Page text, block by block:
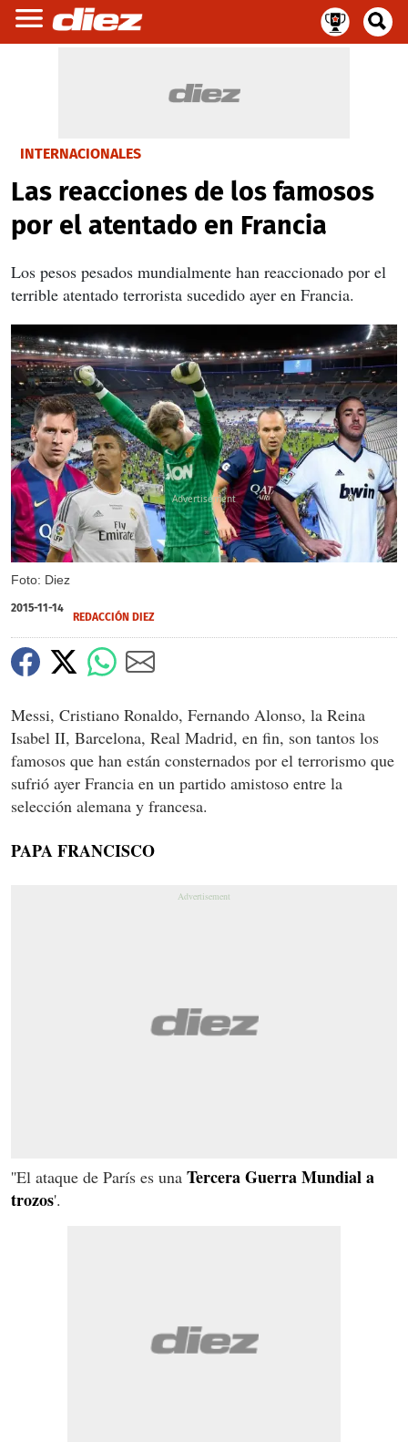
INTERNACIONALES
Las reacciones de los famosos
por el atentado en Francia
Los pesos pesados mundialmente han reaccionado por el
terrible atentado terrorista sucedido ayer en Francia.
Foto: Diez
X
2015-11-14
REDACCIÓN DIEZ
Messi, Cristiano Ronaldo, Fernando Alonso, la Reina
Isabel II, Barcelona, Real Madrid, en fin, son tantos los
famosos que han están consternados por el terrorismo que
sufrió ayer Francia en un partido amistoso entre la
selección alemana y francesa.
PAPA FRANCISCO
''El ataque de París es una Tercera Guerra Mundial a
trozos'.